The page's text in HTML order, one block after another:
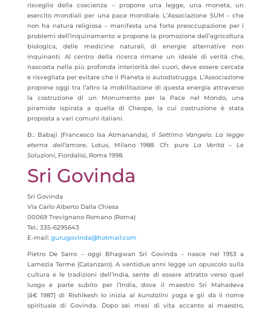
risveglio della coscienza – propone una legge, una moneta, un
esercito mondiali per una pace mondiale. L’Associazione SUM – che
non ha natura religiosa – manifesta una forte preoccupazione per i
problemi dell’inquinamento e propone la promozione dell’agricoltura
biologica, delle medicine naturali, di energie alternative non
inquinanti. Al centro della ricerca rimane un ideale di verità che,
nascosta nella più profonda interiorità dei cuori, deve essere cercata
e risvegliata per evitare che il Pianeta si autodistrugga. L’Associazione
propone oggi tra l’altro la mobilitazione di questa energia attraverso
la costruzione di un Monumento per la Pace nel Mondo, una
piramide ispirata a quella di Cheope, la cui costruzione è stata
proposta a vari comuni italiani.
B.: Babaji (Francesco Isa Atmananda), Il Settimo Vangelo. La legge
eterna dell’amore, Lotus, Milano 1988. Cfr. pure La Verità – Le
Soluzioni, Fiordalisi, Roma 1998.
Sri Govinda
Sri Govinda
Via Carlo Alberto Dalla Chiesa
00069 Trevignano Romano (Roma)
Tel.: 335-6295643
E-mail: gurugovinda@hotmail.com
Pietro De Sarro – oggi Bhagwan Sri Govinda – nasce nel 1953 a
Lamezia Terme (Catanzaro). A ventidue anni legge un opuscolo sulla
cultura e le tradizioni dell’India, sente di essere attratto verso quel
luogo e parte subito per l’India, dove il maestro Sri Mahadeva
(â€ 1987) di Rishikesh lo inizia alkundalini yoga e gli dà il nome
spirituale di Govinda. Dopo sei mesi di vita accanto al maestro,